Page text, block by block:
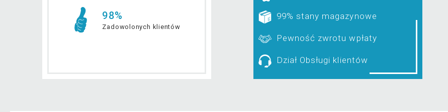
98%
Zadowolonych klientów
99% stany magazynowe
Pewność zwrotu wpłaty
Dział Obsługi klientów